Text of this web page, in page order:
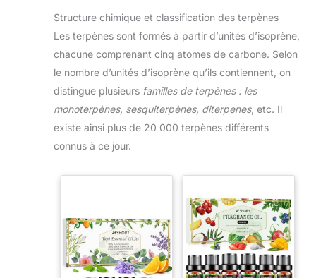
Structure chimique et classification des terpènes
Les terpènes sont formés à partir d’unités d’isoprène,
chacune comprenant cinq atomes de carbone. Selon
le nombre d’unités d’isoprène qu’ils contiennent, on
distingue plusieurs familles de terpènes : les
monoterpènes, sesquiterpènes, diterpenes, etc. Il
existe ainsi plus de 20 000 terpènes différents
connus à ce jour.